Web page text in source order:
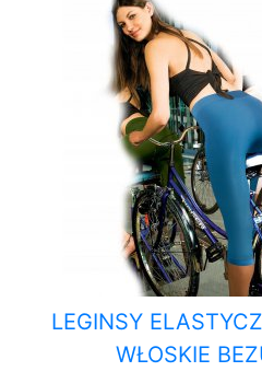
LEGINSY
WŁOSKIE